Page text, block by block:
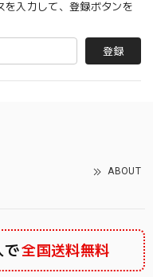
を入力して、登録ボタンを
登録
ABOUT
で全国送料無料